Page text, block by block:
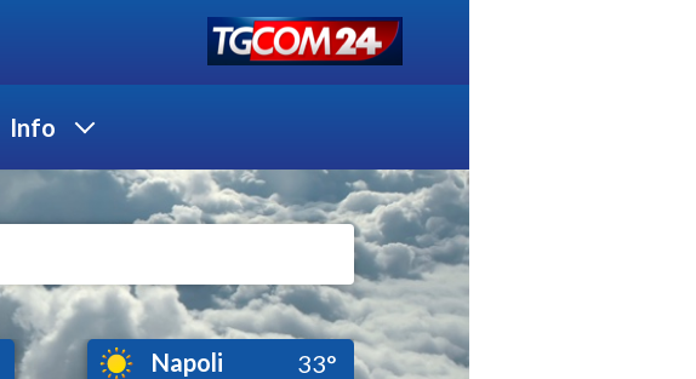
Info
Napoli 33°